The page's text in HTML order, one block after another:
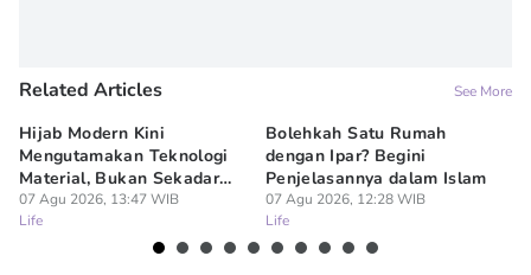
Related Articles See More
Hijab Modern Kini
Mengutamakan Teknologi
Material, Bukan Sekadar
Model
07 Agu 2026, 13:47 WIB
Life
Bolehkah Satu Rumah
dengan Ipar? Begini
Penjelasannya dalam Islam
07 Agu 2026, 12:28 WIB
Life